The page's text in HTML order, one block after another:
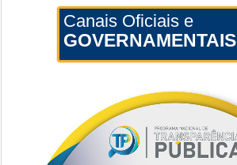
Canais Oficiais e
GOVERNAMENTAIS